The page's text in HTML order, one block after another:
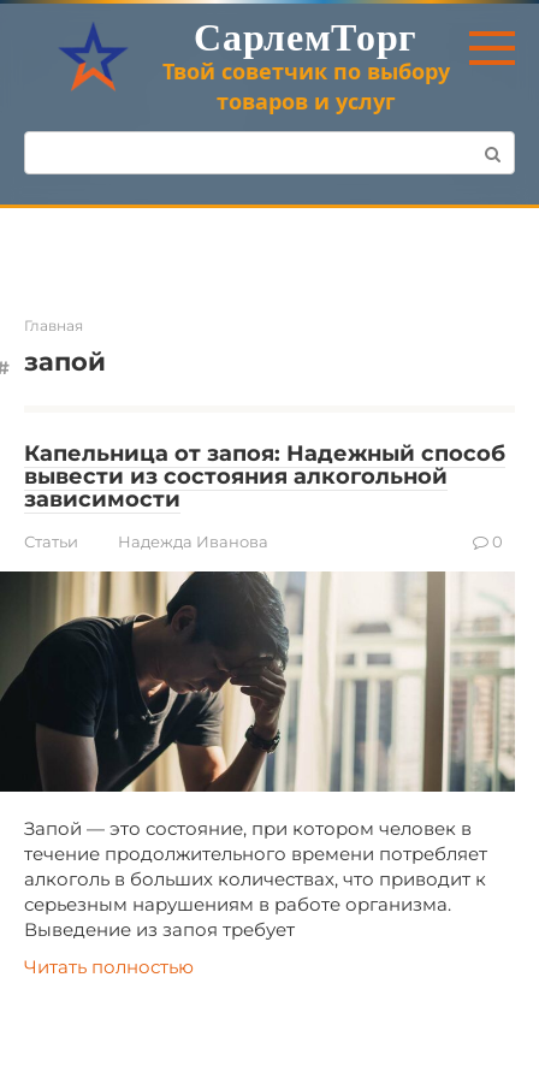
Перейти
контенту
СарлемТорг
Твой советчик по выбору
товаров и услуг
Поиск:
Главная
запой
Капельница от запоя: Надежный способ
вывести из состояния алкогольной
зависимости
Статьи Надежда Иванова 0
Запой — это состояние, при котором человек в
течение продолжительного времени потребляет
алкоголь в больших количествах, что приводит к
серьезным нарушениям в работе организма.
Выведение из запоя требует
Читать полностью